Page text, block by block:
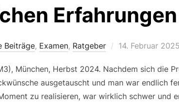
Beiträge, Examen, Ratgeber
Veröffentlicht
14. Februar 2025
München, Herbst 2024. Nachdem sich die
ausgetauscht und man war endlich
zu realisieren, war wirklich schwer und